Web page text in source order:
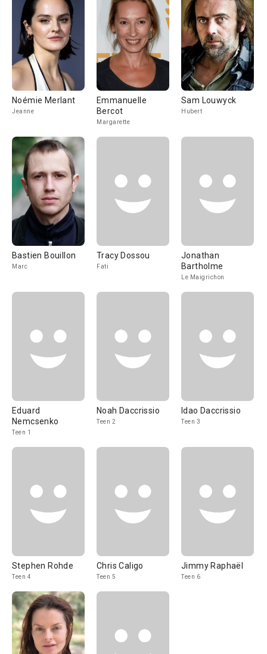
Noémie Merlant
Jeanne
Emmanuelle
Bercot
Margarette
Sam Louwyck
Hubert
Bastien Bouillon
Marc
Tracy Dossou
Fati
Jonathan
Bartholme
Le Maigrichon
Eduard
Nemcsenko
Teen 1
Noah Daccrissio
Teen 2
Idao Daccrissio
Teen 3
Stephen Rohde
Teen 4
Chris Caligo
Teen 5
Jimmy Raphaël
Teen 6